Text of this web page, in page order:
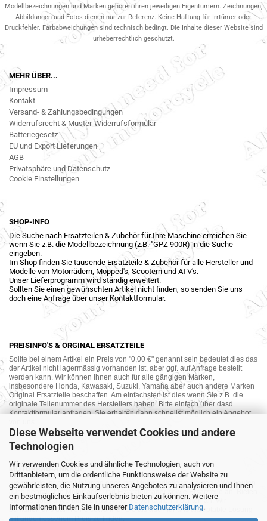
Diese Webseite verwendet Cookies und andere
Technologien
Wir verwenden Cookies und ähnliche Technologien, auch von
Drittanbietern, um die ordentliche Funktionsweise der Website zu
gewährleisten, die Nutzung unseres Angebotes zu analysieren und Ihnen
ein bestmögliches Einkaufserlebnis bieten zu können. Weitere
Informationen finden Sie in unserer Datenschutzerklärung.
Modellbezeichnungen und Marken gehören ihren jeweiligen Eigentümern. Zeichnungen,
Abbildungen und Fotos dienen nur zur Referenz. Keine Haftung für Irrtümer oder
Druckfehler. Farbabweichungen sind technisch bedingt. Die Inhalte dieser Website sind
urheberrechtlich geschützt.
MEHR ÜBER...
Impressum
Kontakt
Versand- & Zahlungsbedingungen
Widerrufsrecht & Muster-Widerrufsformular
Batteriegesetz
EU und Export Lieferungen
AGB
Privatsphäre und Datenschutz
Cookie Einstellungen
SHOP-INFO
Die Suche nach Ersatzteilen & Zubehör für Ihre Maschine erreichen Sie
wenn Sie z.B. die Modellbezeichnung (z.B. "GPZ 900R) in die Suche
eingeben.
Im Shop finden Sie tausende Ersatzteile & Zubehör für alle Hersteller und
Modelle von Motorrädern, Mopped's, Scootern und ATV's.
Unser Lieferprogramm wird ständig erweitert.
Sollten Sie einen gewünschten Artikel nicht finden, so senden Sie uns
doch eine Anfrage über unser Kontaktformular.
PREISINFO'S & ORGINAL ERSATZTEILE
Sollte bei einem Artikel ein Preis von "0,00 €" genannt sein bedeutet dies das
der Artikel nicht lagermässig vorhanden ist, aber ggf. auf Anfrage bestellt
werden kann. Wir können Ihnen auch für alle gängigen Marken,
insbesondere Honda, Kawasaki, Suzuki, Yamaha aber auch andere Marken
Original Ersatzteile beschaffen. Am einfachsten ist dies wenn Sie z.B. die
originale Teilenummer des Herstellers haben. Bitte einfach über dasd
Kontaktformular anfragen. Sie erhalten dann schnellst möglich ein Angebot
MOTORRAD-ANKAUF
Sie möchte Ihr altes Motorrad oder Ihre Motorradteile verkaufen ? Wir kaufen
auch gebrauchte Motorräder und Ersatzteilträger sowie Ersatzteile an. Bieten
Sie uns doch unverbindlich das was Sie verkaufen möchten an. Wir
bemühen uns dann eine sowohl für Sie als auch für uns akzeptable Lösung
mit angemessenem Preis zu finden.